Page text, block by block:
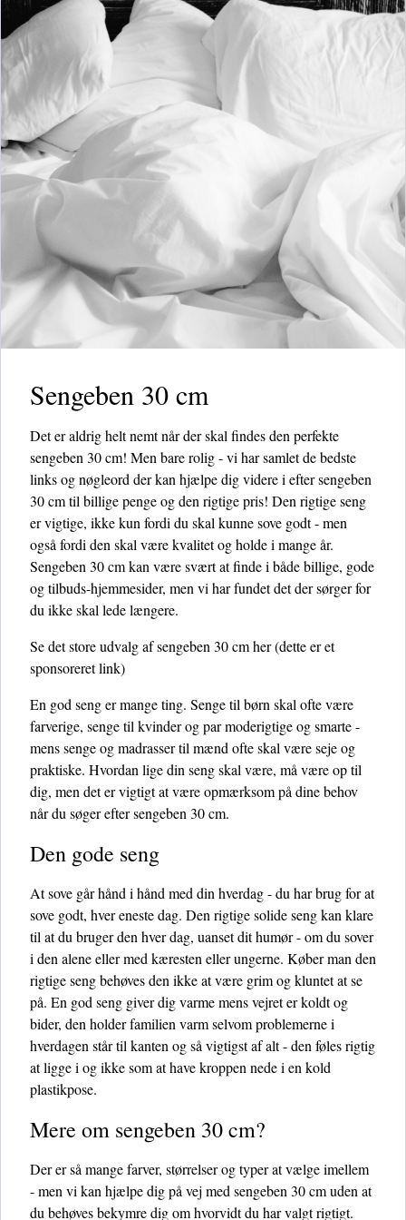
Sengeben 30 cm
Det er aldrig helt nemt når der skal findes den perfekte
sengeben 30 cm! Men bare rolig - vi har samlet de bedste
links og nøgleord der kan hjælpe dig videre i efter sengeben
30 cm til billige penge og den rigtige pris! Den rigtige seng
er vigtige, ikke kun fordi du skal kunne sove godt - men
også fordi den skal være kvalitet og holde i mange år.
Sengeben 30 cm kan være svært at finde i både billige, gode
og tilbuds-hjemmesider, men vi har fundet det der sørger for
du ikke skal lede længere.
Se det store udvalg af sengeben 30 cm her(dette er et
sponsoreret link)
En god seng er mange ting. Senge til børn skal ofte være
farverige, senge til kvinder og par moderigtige og smarte -
mens senge og madrasser til mænd ofte skal være seje og
praktiske. Hvordan lige din seng skal være, må være op til
dig, men det er vigtigt at være opmærksom på dine behov
når du søger efter sengeben 30 cm.
Den gode seng
At sove går hånd i hånd med din hverdag - du har brug for at
sove godt, hver eneste dag. Den rigtige solide seng kan klare
til at du bruger den hver dag, uanset dit humør - om du sover
i den alene eller med kæresten eller ungerne. Køber man den
rigtige seng behøves den ikke at være grim og kluntet at se
på. En god seng giver dig varme mens vejret er koldt og
bider, den holder familien varm selvom problemerne i
hverdagen står til kanten og så vigtigst af alt - den føles rigtig
at ligge i og ikke som at have kroppen nede i en kold
plastikpose.
Mere om sengeben 30 cm?
Der er så mange farver, størrelser og typer at vælge imellem
- men vi kan hjælpe dig på vej med sengeben 30 cm uden at
du behøves bekymre dig om hvorvidt du har valgt rigtigt.